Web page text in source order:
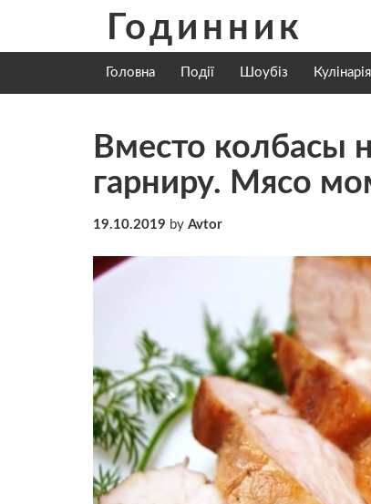
content
Годинник
Головна Події Шоубіз Кулінарія
Вместо колбасы
гарниру. Мясо
19.10.2019 by Avtor